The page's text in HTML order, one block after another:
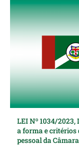
LEI Nº 1034/2023,
a forma e critérios
pessoal da